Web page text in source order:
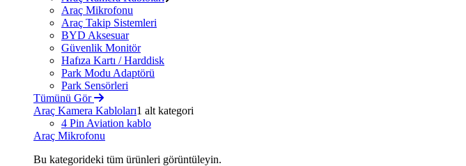
Araç Mikrofonu
Araç Takip Sistemleri
BYD Aksesuar
Güvenlik Monitör
Hafıza Kartı / Harddisk
Park Modu Adaptörü
Park Sensörleri
Tümünü Gör
Araç Kamera Kabloları1 alt kategori
4 Pin Aviation kablo
Araç Mikrofonu
Bu kategorideki tüm ürünleri görüntüleyin.